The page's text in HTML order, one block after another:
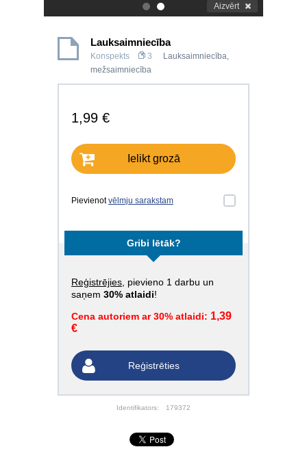
. Aizvērt
Lauksaimniecība
Konspekts 3
Lauksaimniecība,
mežsaimniecība
1,99 €
Ielikt grozā
Pievienotvēlmju sarakstam
Gribi lētāk?
Reģistrējies , pievieno 1 darbu un
saņem 30% atlaidi!
Cena autoriem ar 30% atlaidi: 1,39
€
Reģistrēties
Identifikators: 179372